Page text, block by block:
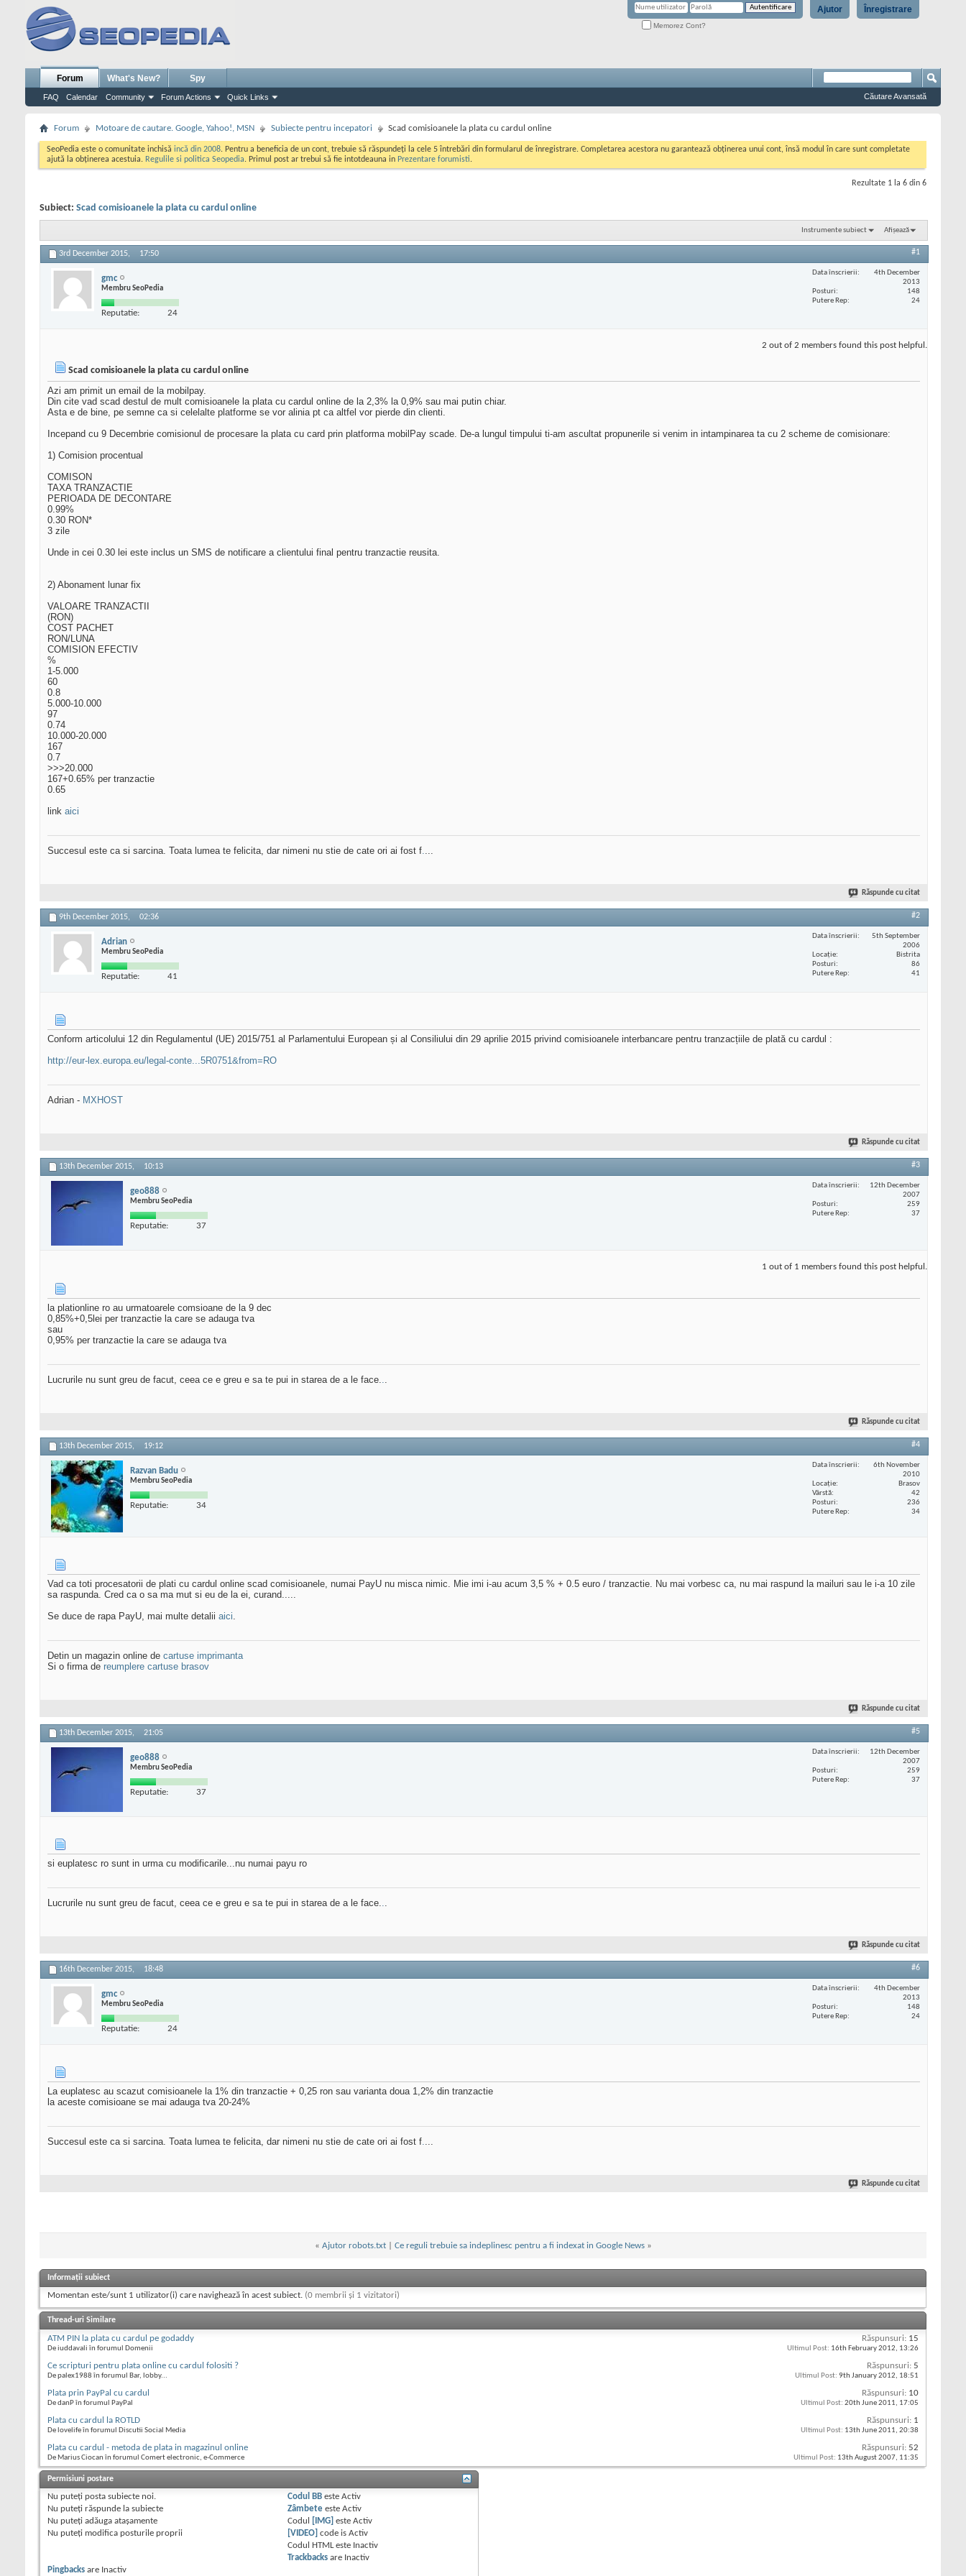
Înregistrare
Ajutor
Memorez Cont?
Forum
FAQ Calendar Community Forum Actions Quick Links
What's New? Spy
Căutare Avansată
Forum Motoare de cautare. Google, Yahoo!, MSN Subiecte pentru incepatori Scad comisioanele la plata cu cardul online
SeoPedia este o comunitate inchisă incă din 2008. Pentru a beneficia de un cont, trebuie să răspundeți la cele 5 întrebări din formularul de înregistrare. Completarea acestora nu garantează obținerea unui cont, însă modul în care sunt completate
ajută la obținerea acestuia. Regulile si politica Seopedia. Primul post ar trebui să fie intotdeauna in Prezentare forumisti.
Rezultate 1 la 6 din 6
Subiect: Scad comisioanele la plata cu cardul online
Instrumente subiect Afișează
3rd December 2015, 17:50 #1
gmc
Membru SeoPedia
Reputatie: 24
Data înscrierii
4th December
2013
Posturi
148
Putere Rep
24
2 out of 2 members found this post helpful.
Scad comisioanele la plata cu cardul online
Azi am primit un email de la mobilpay.
Din cite vad scad destul de mult comisioanele la plata cu cardul online de la 2,3% la 0,9% sau mai putin chiar.
Asta e de bine, pe semne ca si celelalte platforme se vor alinia pt ca altfel vor pierde din clienti.
Incepand cu 9 Decembrie comisionul de procesare la plata cu card prin platforma mobilPay scade. De-a lungul timpului ti-am ascultat propunerile si venim in intampinarea ta cu 2 scheme de comisionare:
1) Comision procentual
COMISON
TAXA TRANZACTIE
PERIOADA DE DECONTARE
0.99%
0.30 RON*
3 zile
Unde in cei 0.30 lei este inclus un SMS de notificare a clientului final pentru tranzactie reusita.
2) Abonament lunar fix
VALOARE TRANZACTII
(RON)
COST PACHET
RON/LUNA
COMISION EFECTIV
%
1-5.000
60
0.8
5.000-10.000
97
0.74
10.000-20.000
167
0.7
>>>20.000
167+0.65% per tranzactie
0.65
link aici
Succesul este ca si sarcina. Toata lumea te felicita, dar nimeni nu stie de cate ori ai fost f....
Răspunde cu citat
9th December 2015, 02:36 #2
Adrian
Membru SeoPedia
Reputatie: 41
Data înscrierii
5th September
2006
Locaţie
Bistrita
Posturi
86
Putere Rep
41
Conform articolului 12 din Regulamentul (UE) 2015/751 al Parlamentului European și al Consiliului din 29 aprilie 2015 privind comisioanele interbancare pentru tranzacțiile de plată cu cardul :
http://eur-lex.europa.eu/legal-conte...5R0751&from=RO
Adrian - MXHOST
Răspunde cu citat
13th December 2015, 10:13 #3
geo888
Membru SeoPedia
Reputatie: 37
Data înscrierii
12th December
2007
Posturi
259
Putere Rep
37
1 out of 1 members found this post helpful.
la plationline ro au urmatoarele comsioane de la 9 dec
0,85%+0,5lei per tranzactie la care se adauga tva
sau
0,95% per tranzactie la care se adauga tva
Lucrurile nu sunt greu de facut, ceea ce e greu e sa te pui in starea de a le face...
Răspunde cu citat
13th December 2015, 19:12 #4
Razvan Badu
Membru SeoPedia
Reputatie: 34
Data înscrierii
6th November
2010
Locaţie
Brasov
Vârstă
42
Posturi
236
Putere Rep
34
Vad ca toti procesatorii de plati cu cardul online scad comisioanele, numai PayU nu misca nimic. Mie imi i-au acum 3,5 % + 0.5 euro / tranzactie. Nu mai vorbesc ca, nu mai raspund la mailuri sau le i-a 10 zile
sa raspunda. Cred ca o sa ma mut si eu de la ei, curand.....
Se duce de rapa PayU, mai multe detalii aici.
Detin un magazin online de cartuse imprimanta
Si o firma de reumplere cartuse brasov
Răspunde cu citat
13th December 2015, 21:05 #5
geo888
Membru SeoPedia
Reputatie: 37
Data înscrierii
12th December
2007
Posturi
259
Putere Rep
37
si euplatesc ro sunt in urma cu modificarile...nu numai payu ro
Lucrurile nu sunt greu de facut, ceea ce e greu e sa te pui in starea de a le face...
Răspunde cu citat
16th December 2015, 18:48 #6
gmc
Membru SeoPedia
Reputatie: 24
Data înscrierii
4th December
2013
Posturi
148
Putere Rep
24
La euplatesc au scazut comisioanele la 1% din tranzactie + 0,25 ron sau varianta doua 1,2% din tranzactie
la aceste comisioane se mai adauga tva 20-24%
Succesul este ca si sarcina. Toata lumea te felicita, dar nimeni nu stie de cate ori ai fost f....
Răspunde cu citat
« Ajutor robots.txt| Ce reguli trebuie sa indeplinesc pentru a fi indexat in Google News »
Informații subiect
Momentan este/sunt 1 utilizator(i) care navighează în acest subiect. (0 membrii și 1 vizitatori)
Thread-uri Similare
ATM PIN la plata cu cardul pe godaddy
De iuddavali în forumul Domenii
Răspunsuri: 15
Ultimul Post: 16th February 2012, 13:26
Ce scripturi pentru plata online cu cardul folositi ?
De palex1988 în forumul Bar, lobby...
Răspunsuri: 5
Ultimul Post: 9th January 2012, 18:51
Plata prin PayPal cu cardul
De danP în forumul PayPal
Răspunsuri: 10
Ultimul Post: 20th June 2011, 17:05
Plata cu cardul la ROTLD
De lovelife în forumul Discutii Social Media
Răspunsuri: 1
Ultimul Post: 13th June 2011, 20:38
Plata cu cardul - metoda de plata in magazinul online
De Marius Ciocan în forumul Comert electronic, e-Commerce
Răspunsuri: 52
Ultimul Post: 13th August 2007, 11:35
Permisiuni postare
Nu puteţi posta subiecte noi.
Nu puteţi răspunde la subiecte
Nu puteţi adăuga ataşamente
Nu puteţi modifica posturile proprii
Codul BB esteActiv
Zâmbete esteActiv
Codul
[IMG] esteActiv
[VIDEO] code isActiv
Codul HTML este Inactiv
Trackbacks are Inactiv
Pingbacks are Inactiv